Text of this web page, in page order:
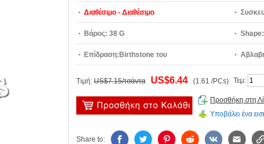
Διαθέσιμο - Διαθέσιμο
Βάρος: 38 G Shape:
Επίδραση: Birthstone του
Φεβρουαρίου,φυσικό
Τιμή: US$7.15/τσάντα US$6.44 (1.61 /PCs) Τεμ:
Προσθήκη στη
Υποβάλει ένα
Share to: